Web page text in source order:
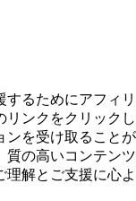
るためにアフィリ
リンクをクリックし
ンを受け取ることが
質の高いコンテンツ
理解とご支援に心よ